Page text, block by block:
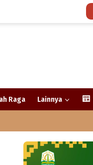
Raga Lainnya